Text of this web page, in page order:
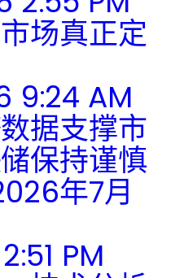
场真正定
9:24 AM
据支撑市
保持谨慎
年7月
PM